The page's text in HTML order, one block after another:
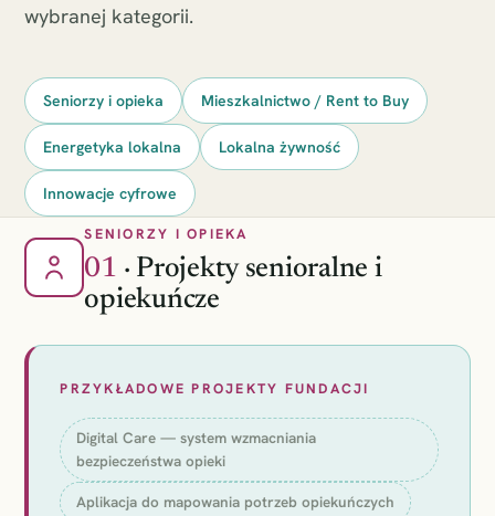
wybranej kategorii.
Seniorzy i opieka Mieszkalnictwo / Rent to Buy
Energetyka lokalna Lokalna żywność
Innowacje cyfrowe
SENIORZY I OPIEKA
01 · Projekty senioralne i
opiekuńcze
PRZYKŁADOWE PROJEKTY FUNDACJI
Digital Care — system wzmacniania
bezpieczeństwa opieki
Aplikacja do mapowania potrzeb opiekuńczych